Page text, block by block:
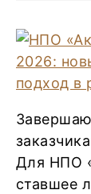
Для НПО
ставшее